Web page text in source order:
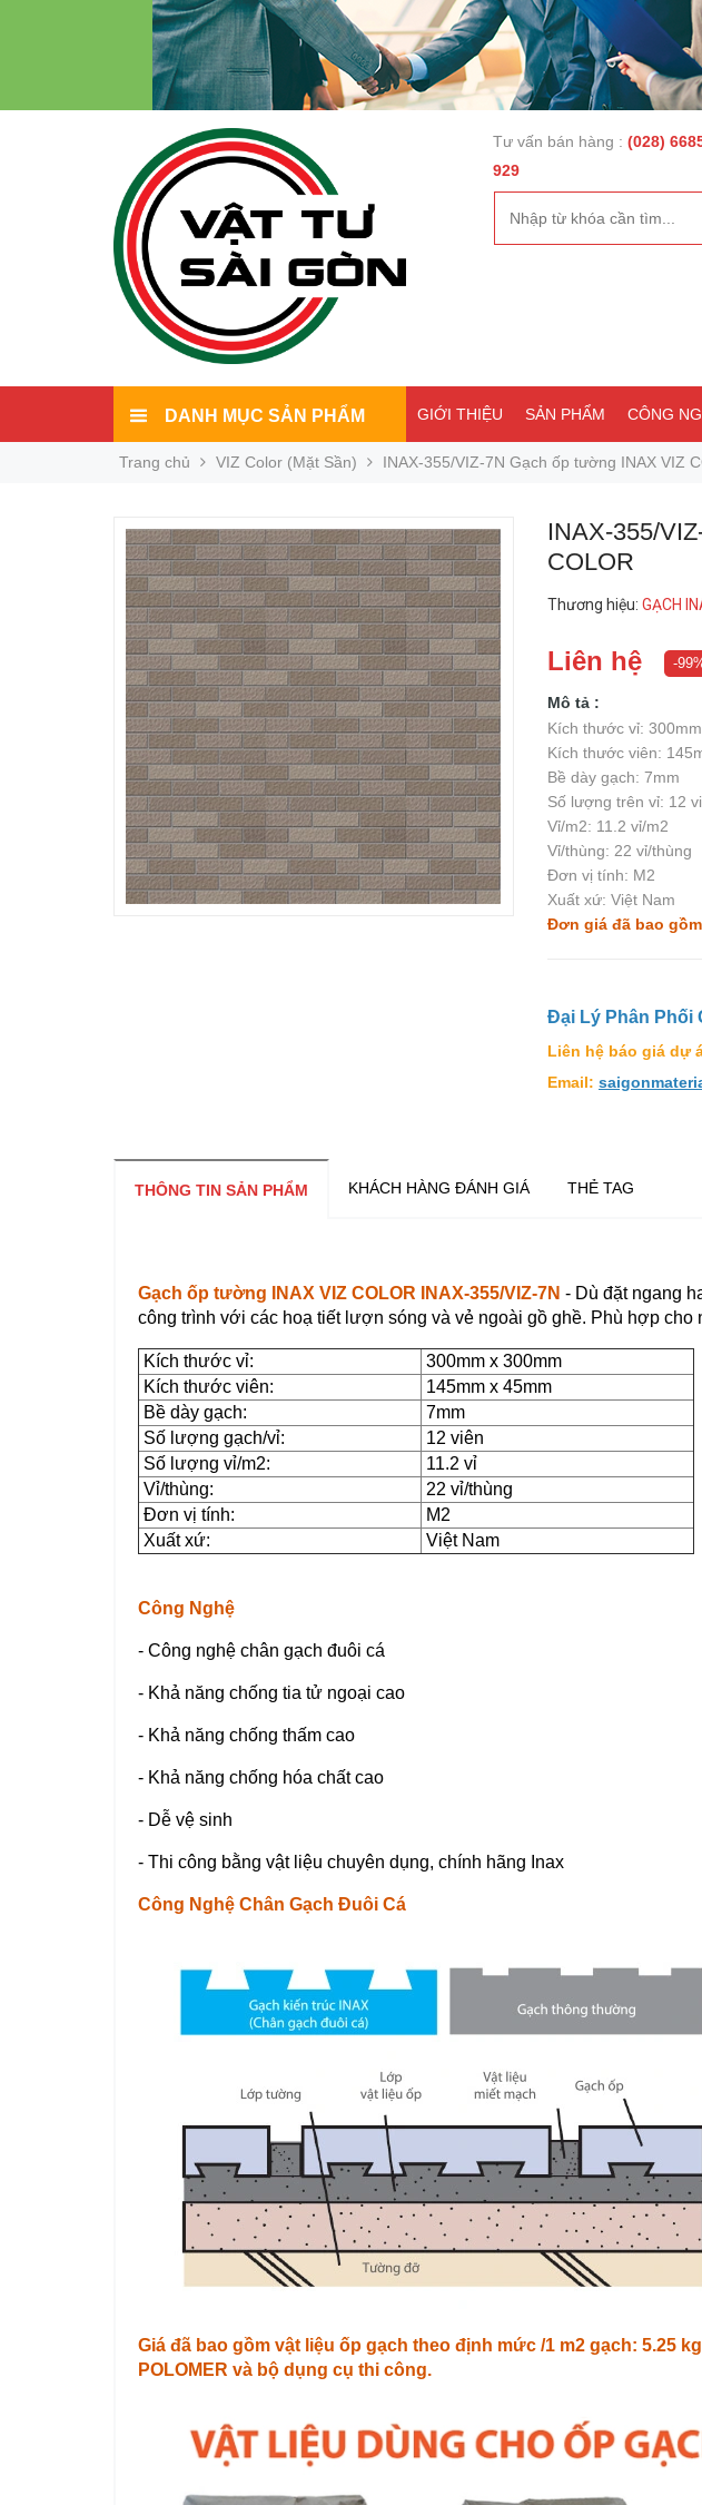
Tư vấn bán hàng : (028)
929
DANH MỤC SẢN PHẨM GIỚI THIỆU SẢN PHẨM CÔNG
Trang chủ VIZ Color (Mặt Sần) INAX-355/VIZ-7N Gạch ốp tường INAX VIZ
INAX-355/
COLOR
Thương hiệu: GẠCH
Liên hệ -
Mô tả :
Kích thước vỉ:
Kích thước viên:
Bề dày gạch: 7mm
Số lượng trên vỉ: 12
Vỉ/m2: 11.2 vỉ/m2
Vỉ/thùng: 22 vỉ/thùng
Đơn vị tính: M2
Xuất xứ: Việt Nam
Đơn giá đã bao
Đại Lý Phân Phối
Liên hệ báo giá dự
Email:
THÔNG TIN SẢN PHẨM KHÁCH HÀNG ĐÁNH GIÁ THẺ TAG
Gạch ốp tường INAX VIZ COLOR INAX-355/VIZ-7N - Dù đặt ngang
công trình với các hoạ tiết lượn sóng và vẻ ngoài gồ ghề. Phù hợp
Kích thước vỉ:
300mm x 300mm
Kích thước viên:
145mm x 45mm
Bề dày gạch:
7mm
Số lượng gạch/vỉ:
12 viên
Số lượng vỉ/m2:
11.2 vỉ
Vỉ/thùng:
22 vỉ/thùng
Đơn vị tính:
M2
Xuất xứ:
Việt Nam
Công Nghệ
- Công nghệ chân gạch đuôi cá
- Khả năng chống tia tử ngoại cao
- Khả năng chống thấm cao
- Khả năng chống hóa chất cao
- Dễ vệ sinh
- Thi công bằng vật liệu chuyên dụng, chính hãng Inax
Công Nghệ Chân Gạch Đuôi Cá
Giá đã bao gồm vật liệu ốp gạch theo định mức /1 m2 gạch: 5.25
POLOMER và bộ dụng cụ thi công.